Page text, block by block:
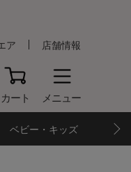
ア 店舗情報
カート メニュー
ベビー・キッズ